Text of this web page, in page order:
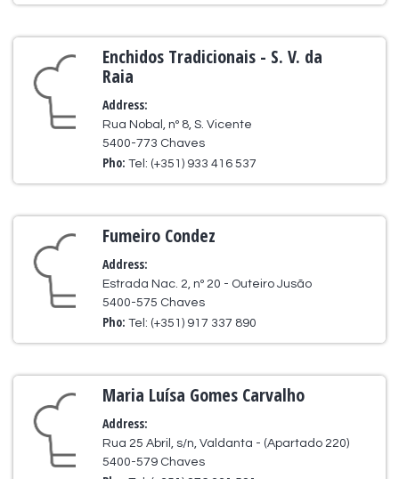
Enchidos Tradicionais - S. V. da
Raia
Address:
Rua Nobal, nº 8, S. Vicente
5400-773 Chaves
Pho:Tel: (+351) 933 416 537
Fumeiro Condez
Address:
Estrada Nac. 2, nº 20 - Outeiro Jusão
5400-575 Chaves
Pho:Tel: (+351) 917 337 890
Maria Luísa Gomes Carvalho
Address:
Rua 25 Abril, s/n, Valdanta - (Apartado 220)
5400-579 Chaves